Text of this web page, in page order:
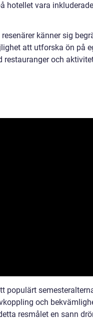
hotellet vara
känner sig
att utforska ön på
restauranger och
populärt
och
resmålet en sann